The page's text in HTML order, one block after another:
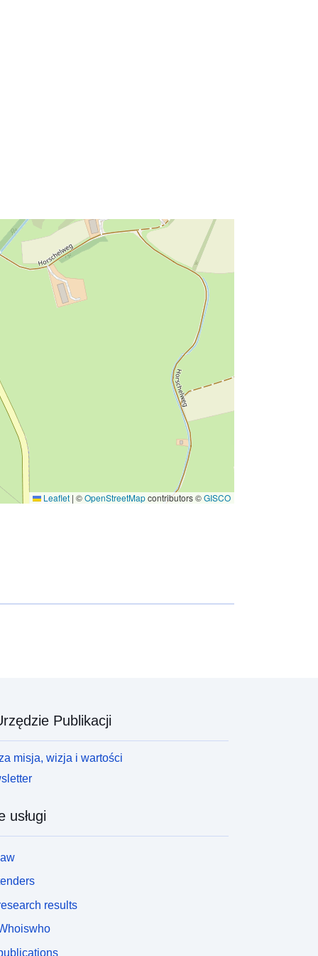
Leaflet | ©OpenStreetMapcontributors ©GISCO
Publikacji
misja, wizja i wartości
usługi
results